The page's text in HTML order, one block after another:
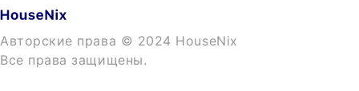
Авторские права © 2024 HouseNix
Все права защищены.